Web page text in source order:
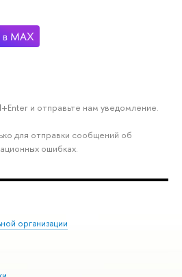
и отправьте нам уведомление.
для отправки сообщений об
ошибках.
организации